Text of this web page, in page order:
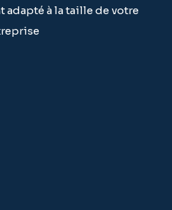
adapté à la taille de votre